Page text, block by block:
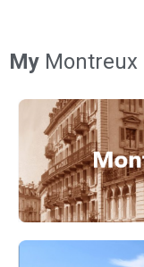
My Montreux